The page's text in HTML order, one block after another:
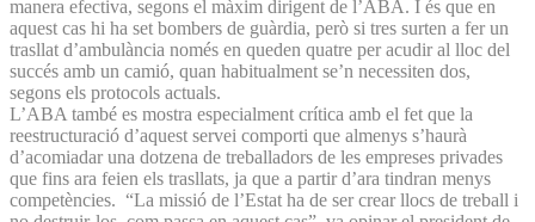
manera efectiva, segons el màxim dirigent de l’ABA. I és que en
aquest cas hi ha set bombers de guàrdia, però si tres surten a fer un
trasllat d’ambulància només en queden quatre per acudir al lloc del
succés amb un camió, quan habitualment se’n necessiten dos,
segons els protocols actuals.
L’ABA també es mostra especialment crítica amb el fet que la
reestructuració d’aquest servei comporti que almenys s’haurà
d’acomiadar una dotzena de treballadors de les empreses privades
que fins ara feien els trasllats, ja que a partir d’ara tindran menys
competències. “La missió de l’Estat ha de ser crear llocs de treball i